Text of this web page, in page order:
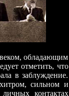
обладающим
отметить, что
в заблуждение.
сильном и
контактах